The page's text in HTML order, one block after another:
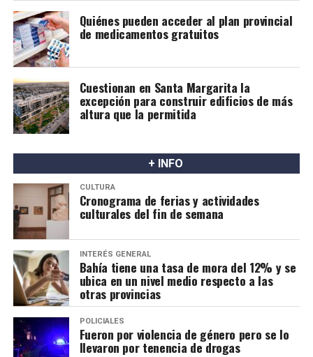
lactancia materna puede ser una alternativa posible y
segura.
Quiénes pueden acceder al plan provincial
de medicamentos gratuitos
Cuestionan en Santa Margarita la
excepción para construir edificios de más
altura que la permitida
+ INFO
CULTURA
Cronograma de ferias y actividades
culturales del fin de semana
INTERÉS GENERAL
Bahía tiene una tasa de mora del 12% y se
ubica en un nivel medio respecto a las
otras provincias
POLICIALES
Fueron por violencia de género pero se lo
llevaron por tenencia de drogas